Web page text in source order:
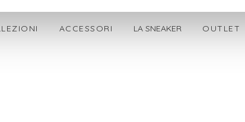
ACCESSORI LA SNEAKER OUTLET